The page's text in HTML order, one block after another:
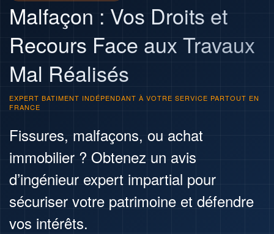
Malfaçon : Vos Droits et
Recours Face aux Travaux
Mal Réalisés
EXPERT BATIMENT INDÉPENDANT À VOTRE SERVICE PARTOUT EN
FRANCE
Fissures, malfaçons, ou achat
immobilier ? Obtenez un avis
d’ingénieur expert impartial pour
sécuriser votre patrimoine et défendre
vos intérêts.